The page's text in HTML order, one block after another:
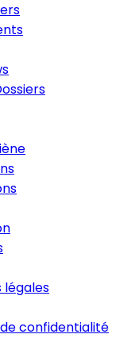
légales
confidentialité